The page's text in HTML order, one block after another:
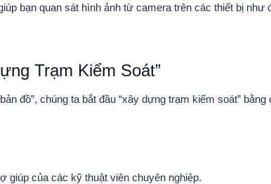
bạn quan sát hình ảnh từ camera trên các thiết bị như
Trạm Kiểm Soát”
đồ”, chúng ta bắt đầu “xây dựng trạm kiểm soát” bằng
giúp của các kỹ thuật viên chuyên nghiệp.